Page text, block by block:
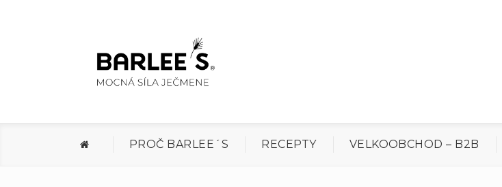
PROČ BARLEE´S RECEPTY VELKOOBCHOD – B2B